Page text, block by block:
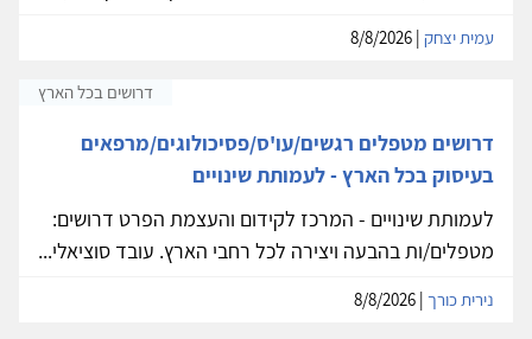
עמית יצחק
דרושים בכל הארץ
דרושים מטפלים רגשים/עו'ס/פסיכולוגים/מרפאים
בעיסוק בכל הארץ - לעמותת שינויים
לעמותת שינויים - המרכז לקידום והעצמת הפרט דרושים:
מטפלים/ות בהבעה ויצירה לכל רחבי הארץ. עובד סוציאלי...
נירית כורך